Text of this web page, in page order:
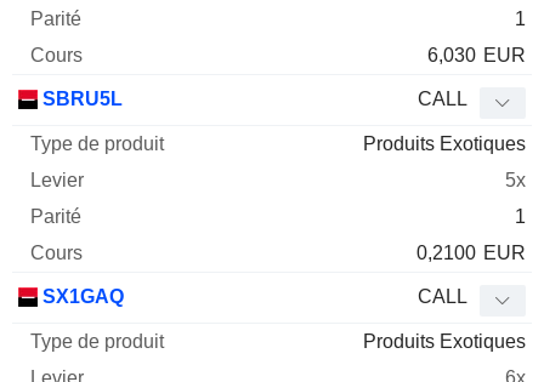
1
6,030 EUR
SBRU5L CALL
Produits Exotiques
5x
1
0,2100 EUR
SX1GAQ CALL
Produits Exotiques